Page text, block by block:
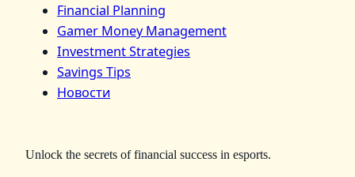
Financial Planning
Gamer Money Management
Investment Strategies
Savings Tips
Новости
Unlock the secrets of financial success in esports.